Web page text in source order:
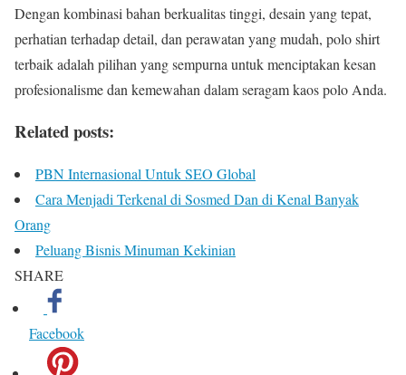
Dengan kombinasi bahan berkualitas tinggi, desain yang tepat,
perhatian terhadap detail, dan perawatan yang mudah, polo shirt
terbaik adalah pilihan yang sempurna untuk menciptakan kesan
profesionalisme dan kemewahan dalam seragam kaos polo Anda.
Related posts:
PBN Internasional Untuk SEO Global
Cara Menjadi Terkenal di Sosmed Dan di Kenal Banyak
Orang
Peluang Bisnis Minuman Kekinian
SHARE
Facebook